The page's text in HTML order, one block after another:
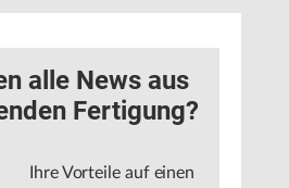
alle News aus
Fertigung?
Ihre Vorteile auf einen